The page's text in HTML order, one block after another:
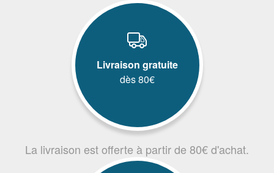
Livraison gratuite
dès 80€
La livraison est offerte à partir de 80€ d'achat.